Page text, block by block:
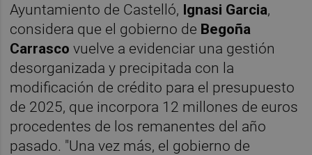
Ayuntamiento de Castelló, Ignasi Garcia,
considera que el gobierno de Begoña
Carrasco vuelve a evidenciar una gestión
desorganizada y precipitada con la
modificación de crédito para el presupuesto
de 2025, que incorpora 12 millones de euros
procedentes de los remanentes del año
pasado. "Una vez más, el gobierno de